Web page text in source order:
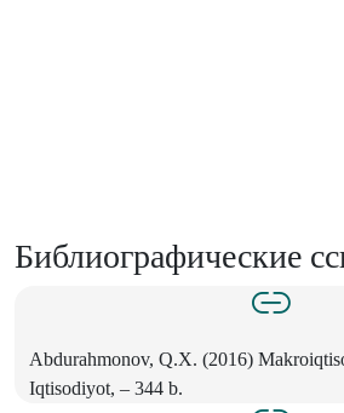
Библиографические
Abdurahmonov, Q.X. (2016)
Iqtisodiyot, – 344 b.